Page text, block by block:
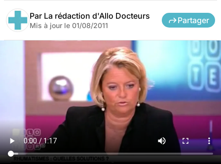
Par La rédaction d'Allo Docteurs
Mis à jour le 01/08/2011
Partager